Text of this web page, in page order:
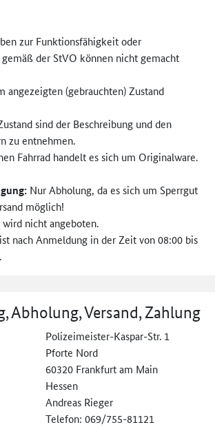
zur Funktionsfähigkeit oder
der StVO können nicht gemacht
angezeigten (gebrauchten) Zustand
sind der Beschreibung und den
zu entnehmen.
Fahrrad handelt es sich um Originalware.
Nur Abholung, da es sich um Sperrgut
möglich!
nicht angeboten.
nach Anmeldung in der Zeit von 08:00 bis
Abholung, Versand, Zahlung
Polizeimeister-Kaspar-Str. 1
Pforte Nord
60320 Frankfurt am Main
Hessen
Andreas Rieger
Telefon: 069/755-81121